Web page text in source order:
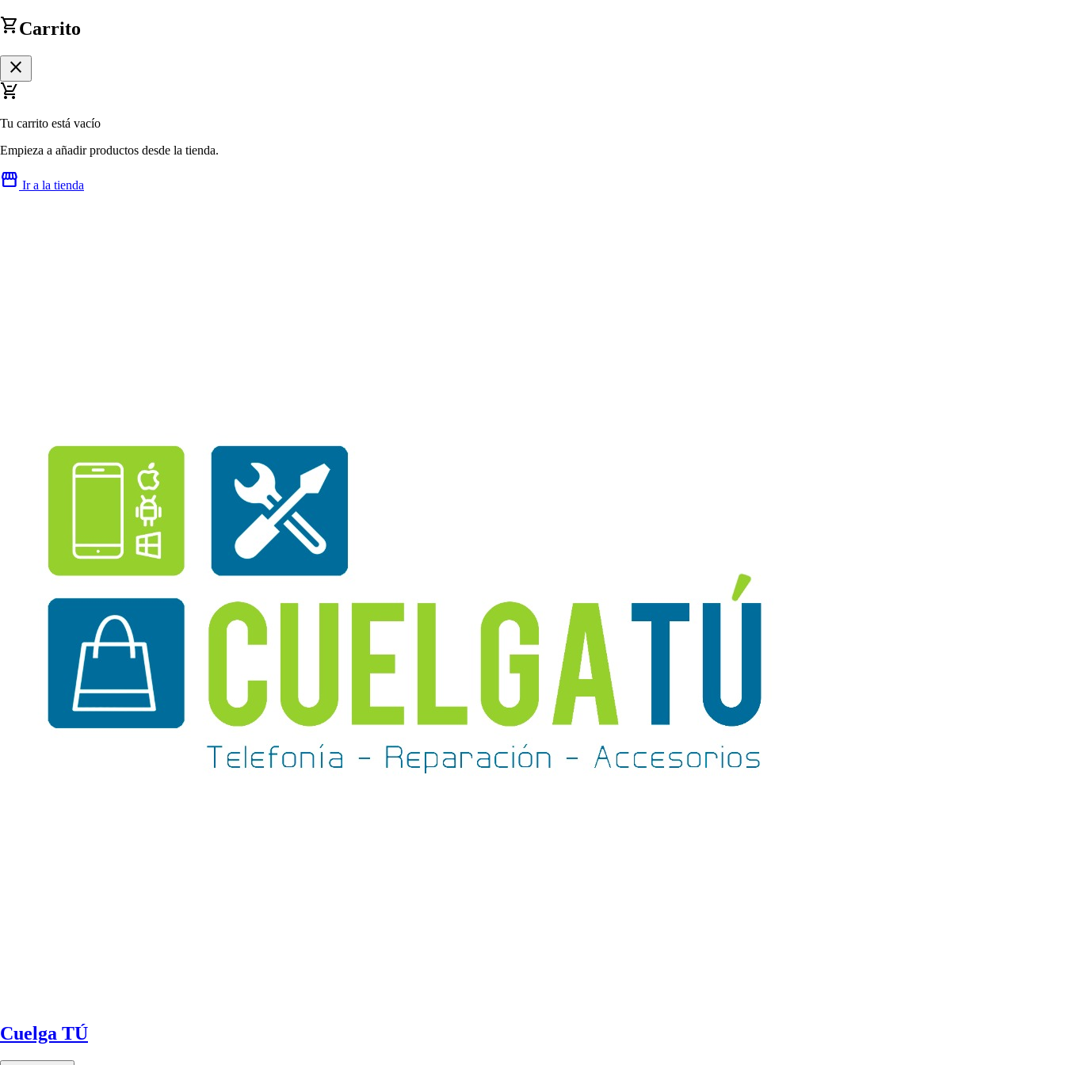
shopping_cartCarrito
close
remove_shopping_cart
Tu carrito está vacío
Empieza a añadir productos desde la tienda.
storefront Ir a la tienda
Cuelga TÚ